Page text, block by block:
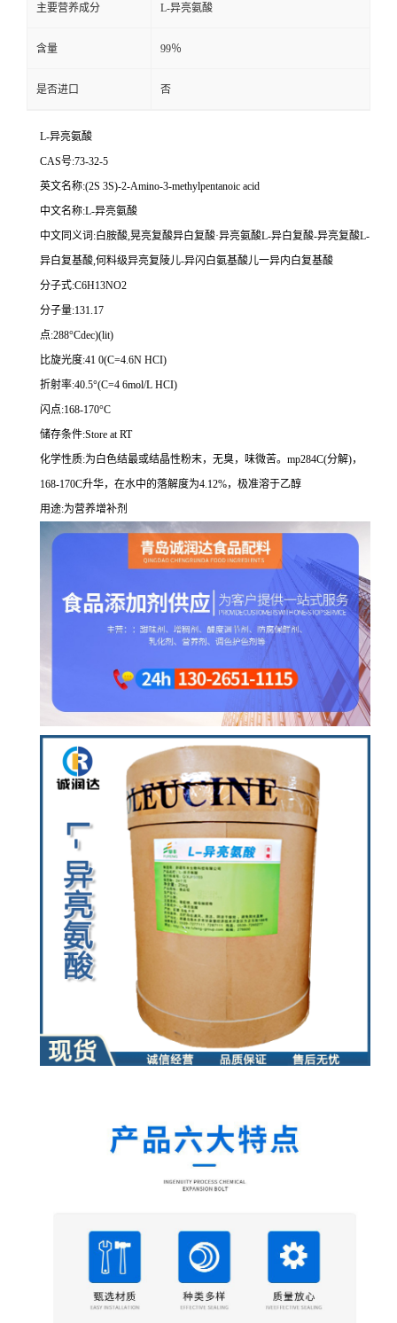
主要营养成分 L-异亮氨酸
含量 99％
是否进口 否
L-异亮氨酸
CAS号:73-32-5
英文名称:(2S 3S)-2-Amino-3-methylpentanoic acid
中文名称:L-异亮氨酸
中文同义词:白胺酸,晃亮复酸异白复酸·异亮氨酸L-异白复酸-异亮复酸L-
异白复基酸,何料级异亮复陵儿-异闪白氨基酸儿一异内白复基酸
分子式:C6H13NO2
分子量:131.17
点:288°Cdec)(lit)
比旋光度:41 0(C=4.6N HCI)
折射率:40.5°(C=4 6mol/L HCI)
闪点:168-170°C
储存条件:Store at RT
化学性质:为白色结最或结晶性粉末，无臭，味微苦。mp284C(分解)，
168-170C升华，在水中的落解度为4.12%，极准溶于乙醇
用途:为营养增补剂